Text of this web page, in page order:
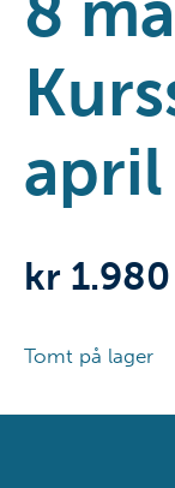
kr 1.980
Tomt på lager